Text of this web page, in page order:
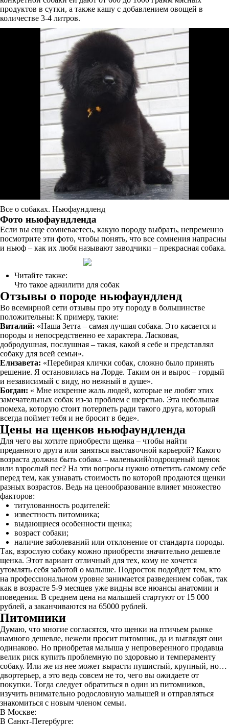
продуктов в сутки, а также кашу с добавлением овощей в
количестве 3-4 литров.
Все о собаках. Ньюфаундленд
Фото ньюфаундленда
Если вы еще сомневаетесь, какую породу выбрать, непременно
посмотрите эти фото, чтобы понять, что все сомнения напрасны
и ньюф – как их любя называют заводчики – прекрасная собака.
Читайте также:
Что такое аджилити для собак
Отзывы о породе ньюфаундленд
Во всемирной сети отзывы про эту породу в большинстве
положительны: К примеру, такие:
Виталий: «Наша Зетта – самая лучшая собака. Это касается и
породы и непосредственно ее характера. Ласковая,
добродушная, послушная – такая, какой я себе и представлял
собаку для всей семьи».
Елизавета: «Перебирая клички собак, сложно было принять
решение. Я остановилась на Лорде. Таким он и вырос – гордый
и независимый с виду, но нежный в душе».
Богдан: « Мне искренне жаль людей, которые не любят этих
замечательных собак из-за проблем с шерстью. Эта небольшая
помеха, которую стоит потерпеть ради такого друга, который
всегда поймет тебя и не бросит в беде».
Цены на щенков ньюфаундленда
Для чего вы хотите приобрести щенка – чтобы найти
преданного друга или заняться выставочной карьерой? Какого
возраста должна быть собака – маленький/подрощеный щенок
или взрослый пес? На эти вопросы нужно ответить самому себе
перед тем, как узнавать стоимость по которой продаются щенки
разных возрастов. Ведь на ценообразование влияет множество
факторов:
титулованность родителей:
известность питомника;
выдающиеся особенности щенка;
возраст собаки;
наличие заболеваний или отклонение от стандарта породы.
Так, взрослую собаку можно приобрести значительно дешевле
щенка. Этот вариант отличный для тех, кому не хочется
утомлять себя заботой о малыше. Подросток подойдет тем, кто
на профессиональном уровне занимается разведением собак, так
как в возрасте 5-9 месяцев уже видны все нюансы анатомии и
поведения. В среднем цена на малышей стартуют от 15 000
рублей, а заканчиваются на 65000 рублей.
Питомники
Думаю, что многие согласятся, что щенки на птичьем рынке
намного дешевле, нежели просит питомник, да и выглядят они
одинаково. Но приобретая малыша у непроверенного продавца
велик риск купить проблемную по здоровью и темпераменту
собаку. Или же из нее может вырасти пушистый, крупный, но…
двортерьер, а это ведь совсем не то, чего вы ожидаете от
покупки. Тогда следует обратиться в один из питомников,
изучить внимательно родословную малышей и отправляться
знакомиться с новым членом семьи.
В Москве:
В Санкт-Петербурге: